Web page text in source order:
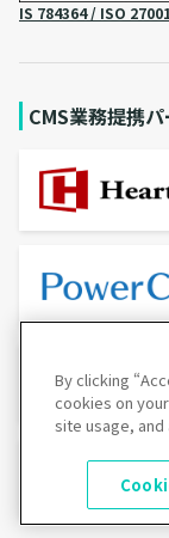
IS 784364 / ISO 27001
CMS業務提携
By clicking
cookies on
site usage,